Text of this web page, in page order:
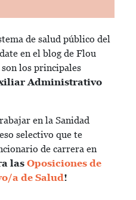
de salud público del
en el blog de Flou
los principales
Administrativo
en la Sanidad
selectivo que te
de carrera en
las Oposiciones de
a de Salud!